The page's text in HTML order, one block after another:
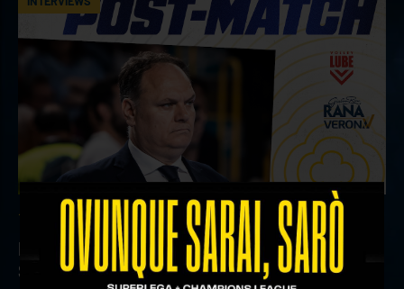
18 aprile 2026
Il commento del ds Lami dopo Gara 4 delle
Semifinali Play Off